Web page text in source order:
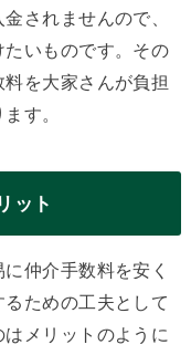
されませんので、
いものです。その
を大家さんが負担
す。
ット
仲介手数料を安く
ための工夫として
メリットのように